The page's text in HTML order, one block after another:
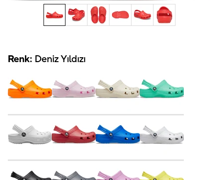
Renk: Deniz Yıldızı